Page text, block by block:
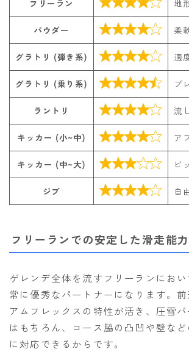
フリーラン 地
パウダー  柔
グラトリ (弾き系)  適
グラトリ (乗り系)  プ
ラントリ  流
キッカー (小~中)  ア
キッカー (中~大)  ビ
ジブ  自
フリーランでの安定した滑走能力
ゲレンデ全体を流すフリーランにお
常に優秀なパートナーになります。
アムフレックスの特性が活き、圧雪
はもちろん、コース脇の凸凹や壁な
に対応できるからです。